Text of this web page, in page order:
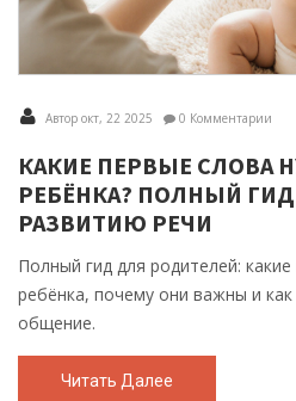
Автор окт, 22 2025 0 Комментарии
КАКИЕ ПЕРВЫЕ СЛОВА
РЕБЁНКА? ПОЛНЫЙ
РАЗВИТИЮ РЕЧИ
Полный гид для родителей:
ребёнка, почему они важны и
общение.
Читать Далее